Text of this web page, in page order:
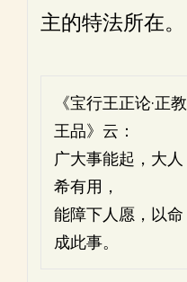
主的特法所在。
《宝行王正论·正教
王品》云：
广大事能起，大人
希有用，
能障下人愿，以命
成此事。